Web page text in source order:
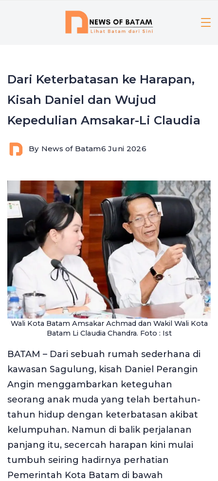
Dari Keterbatasan ke Harapan,
Kisah Daniel dan Wujud
Kepedulian Amsakar-Li Claudia
By News of Batam6 Juni 2026
Wali Kota Batam Amsakar Achmad dan Wakil Wali Kota
Batam Li Claudia Chandra. Foto : Ist
BATAM – Dari sebuah rumah sederhana di
kawasan Sagulung, kisah Daniel Perangin
Angin menggambarkan keteguhan
seorang anak muda yang telah bertahun-
tahun hidup dengan keterbatasan akibat
kelumpuhan. Namun di balik perjalanan
panjang itu, secercah harapan kini mulai
tumbuh seiring hadirnya perhatian
Pemerintah Kota Batam di bawah